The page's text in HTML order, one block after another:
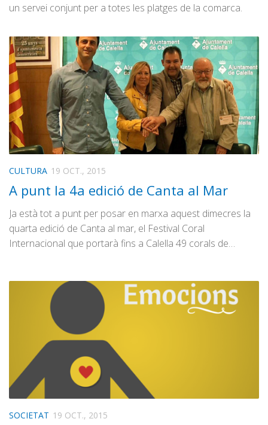
un servei conjunt per a totes les platges de la comarca.
CULTURA 19 OCT., 2015
A punt la 4a edició de Canta al Mar
Ja està tot a punt per posar en marxa aquest dimecres la
quarta edició de Canta al mar, el Festival Coral
Internacional que portarà fins a Calella 49 corals de…
SOCIETAT 19 OCT., 2015